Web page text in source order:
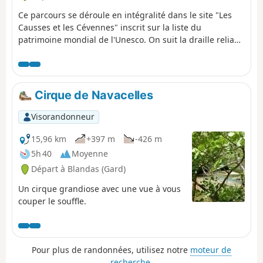
Ce parcours se déroule en intégralité dans le site "Les
Causses et les Cévennes" inscrit sur la liste du
patrimoine mondial de l'Unesco. On suit la draille reliant
Navacelles. Au-dessus des falaises des Gorges de la Vis,
les colonies de vautours profitent des courants
ascendants. Puis le paysage du causse est façonné par
des millénaires de pastoralisme. 22/10/2024 : Itinéraire
temporairement non praticable suite à un effondrement
du sentier du GR® 7 entre (4) et (5), voir les informations
pratiques pour l'itinéraire bis.
Cirque de Navacelles
Visorandonneur
15,96 km
+397 m
-426 m
5h 40
Moyenne
Départ à Blandas (Gard)
Un cirque grandiose avec une vue à vous
couper le souffle.
Pour plus de randonnées, utilisez notre moteur de